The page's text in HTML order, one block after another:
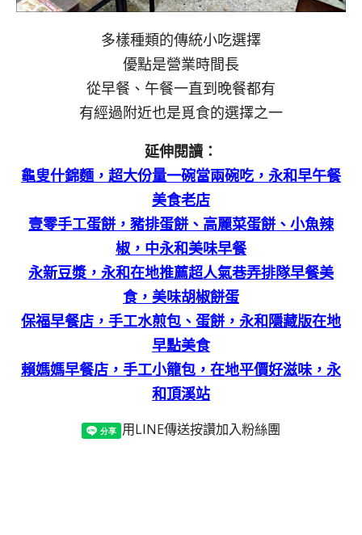
多樣種類的傳統小吃選擇
優點是營業時間長
從早餐、午餐一直到晚餐都有
有經過附近也是覓食的選擇之一
延伸閱讀：
龜叟什錦麵，超大份量一碗當兩碗吃，永和早午餐
美食老店
壹零手工蛋餅，豬排蛋餅、高麗菜蛋餅、小魚辣
椒，中永和美味早餐
永新豆漿，永和在地推薦超人氣巷弄排隊早餐美
食，美味胡椒餅蛋
保福早餐店，手工水煎包、蛋餅，永和隱藏版在地
早點美食
賴媽媽早餐店，手工小籠包，在地平價好滋味，永
和頂溪站
用LINE傳送按讚加入粉絲團